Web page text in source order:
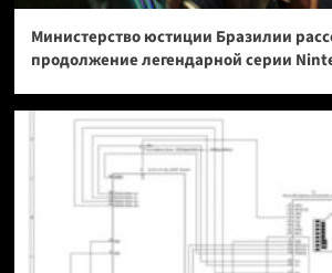
Министерство юстиции Бразилии
продолжение легендарной серии